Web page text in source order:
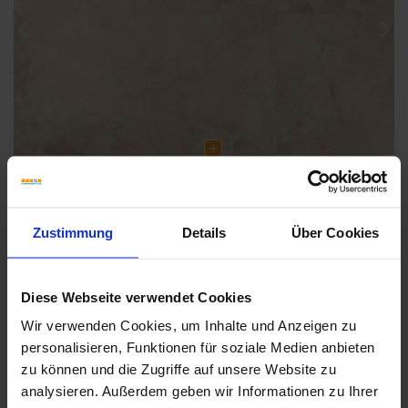
Zustimmung Details Über Cookies
Diese Webseite verwendet Cookies
Wir verwenden Cookies, um Inhalte und Anzeigen zu
personalisieren, Funktionen für soziale Medien anbieten
zu können und die Zugriffe auf unsere Website zu
analysieren. Außerdem geben wir Informationen zu Ihrer
Weitere Serien von Sant Agostino
Fliesenkleber